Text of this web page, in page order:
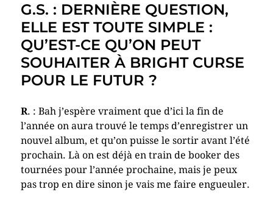
G.S. : DERNIÈRE QUESTION,
ELLE EST TOUTE SIMPLE :
QU’EST-CE QU’ON PEUT
SOUHAITER À BRIGHT CURSE
POUR LE FUTUR ?
R. : Bah j’espère vraiment que d’ici la fin de
l’année on aura trouvé le temps d’enregistrer un
nouvel album, et qu’on puisse le sortir avant l’été
prochain. Là on est déjà en train de booker des
tournées pour l’année prochaine, mais je peux
pas trop en dire sinon je vais me faire engueuler.